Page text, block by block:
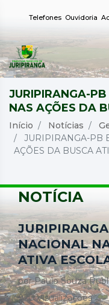
Telefones Ouvidoria
JURIPIRANGA-
NAS AÇÕES DA
Início Notícias
JURIPIRANGA-PB
AÇÕES DA BUSCA
NOTÍCIA
NACIONAL
ATIVA
por Paulo Souza
920 Visualizações